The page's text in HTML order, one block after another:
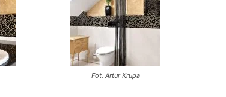
Fot. Artur Krupa